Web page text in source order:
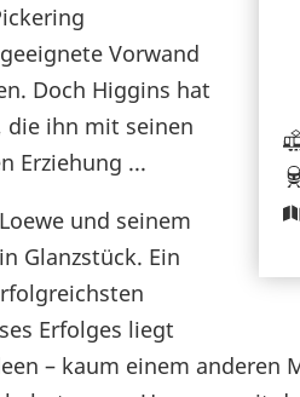
Vorwand
Doch Higgins hat
die ihn mit seinen
Erziehung ...
und seinem
Glanzstück. Ein
Erfolges liegt
– kaum einem anderen